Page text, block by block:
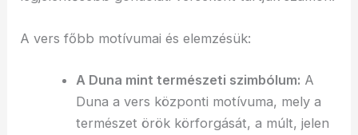
A vers főbb motívumai és elemzésük:
A Duna mint természeti szimbólum: A
Duna a vers központi motívuma, mely a
természet örök körforgását, a múlt, jelen